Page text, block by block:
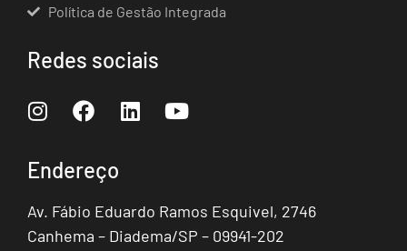
Política de Gestão Integrada
Redes sociais
Endereço
Av. Fábio Eduardo Ramos Esquivel, 2746
Canhema – Diadema/SP – 09941-202